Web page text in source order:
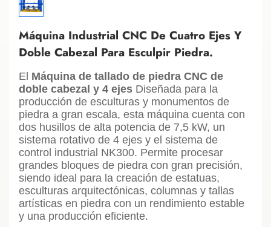
Máquina Industrial CNC De Cuatro Ejes Y
Doble Cabezal Para Esculpir Piedra.
El Máquina de tallado de piedra CNC de
doble cabezal y 4 ejes Diseñada para la
producción de esculturas y monumentos de
piedra a gran escala, esta máquina cuenta con
dos husillos de alta potencia de 7,5 kW, un
sistema rotativo de 4 ejes y el sistema de
control industrial NK300. Permite procesar
grandes bloques de piedra con gran precisión,
siendo ideal para la creación de estatuas,
esculturas arquitectónicas, columnas y tallas
artísticas en piedra con un rendimiento estable
y una producción eficiente.